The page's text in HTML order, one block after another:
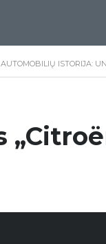
AUTOMOBILIŲ ISTORIJA: